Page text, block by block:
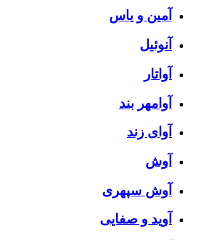
آمین و یاس
آنوئیل
آواتار
آوامهر بند
آوای زند
آوش
آوش سپهری
آوید و صفایی